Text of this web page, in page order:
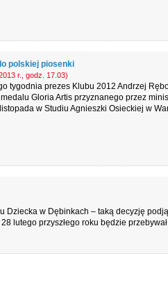
polskiej piosenki
r., godz. 17.03)
tygodnia prezes Klubu 2012 Andrzej
Gloria Artis przyznanego przez
w Studiu Agnieszki Osieckiej w
w Dębinkach – taką decyzję
lutego przyszłego roku będzie